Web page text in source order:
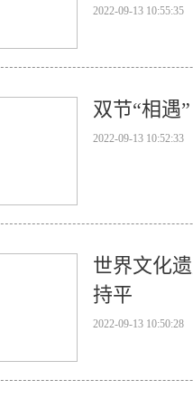
2022-09-13 10:55:35
双节“相遇
2022-09-13 10:52:33
世界文化
持平
2022-09-13 10:50:28